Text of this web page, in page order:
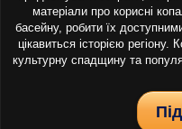
матеріали про корисні
басейну, робити їх
цікавиться історією
культурну спадщину та